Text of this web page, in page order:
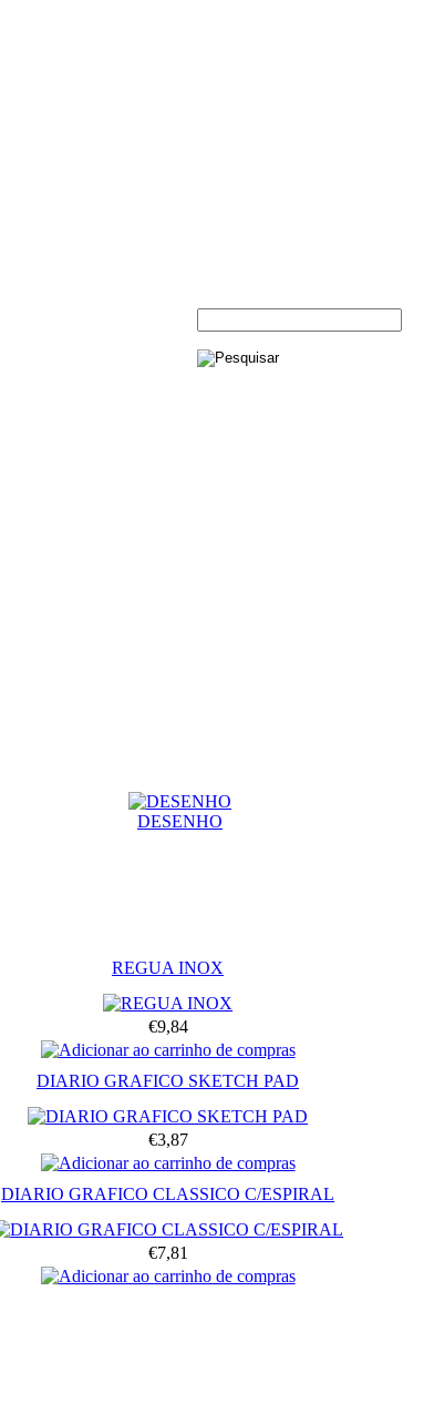
DESENHO
REGUA INOX
€9,84
DIARIO GRAFICO SKETCH PAD
€3,87
DIARIO GRAFICO CLASSICO C/ESPIRAL
€7,81